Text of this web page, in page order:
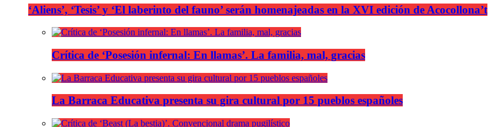
‘Aliens’, ‘Tesis’ y ‘El laberinto del fauno’ serán homenajeadas en la XVI edición de Acocollona’t
Crítica de ‘Posesión infernal: En llamas’. La familia, mal, gracias
La Barraca Educativa presenta su gira cultural por 15 pueblos españoles